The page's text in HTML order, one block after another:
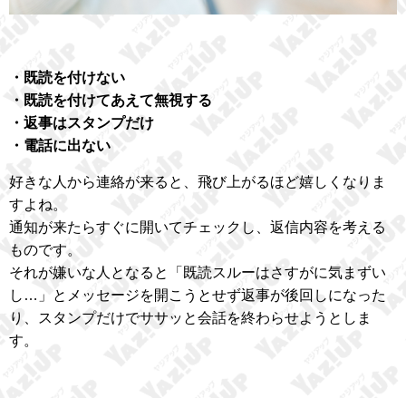
・既読を付けない
・既読を付けてあえて無視する
・返事はスタンプだけ
・電話に出ない
好きな人から連絡が来ると、飛び上がるほど嬉しくなりま
すよね。
通知が来たらすぐに開いてチェックし、返信内容を考える
ものです。
それが嫌いな人となると「既読スルーはさすがに気まずい
し…」とメッセージを開こうとせず返事が後回しになった
り、スタンプだけでササッと会話を終わらせようとしま
す。